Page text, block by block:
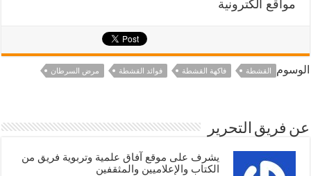
مواقع الكترونية
الوسوم القشطة فاكهة القشطة فوائد القشطة مرض السرطان
عن فريق التحرير
يشرف على موقع آفاق علمية وتربوية فريق من
الكتاب والإعلاميين والمثقفين